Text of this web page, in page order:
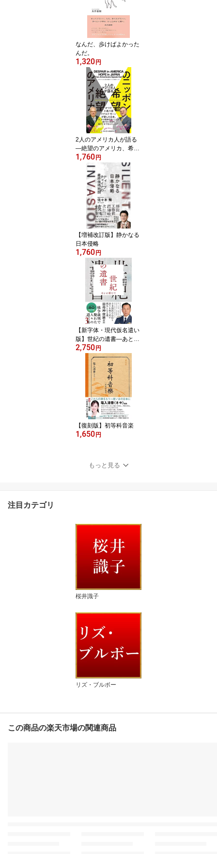
なんだ、歩けばよかった
んだ。
1,320 円
2人のアメリカ人が語る
―絶望のアメリカ、希望
のニッポン
1,760 円
【増補改訂版】静かなる
日本侵略
1,760 円
【新字体・現代仮名遣い
版】世紀の遺書―あとは
頼むぞ
2,750 円
【復刻版】初等科音楽
1,650 円
もっと見る
注目カテゴリ
桜井識子
リズ・ブルボー
この商品の楽天市場の関連商品